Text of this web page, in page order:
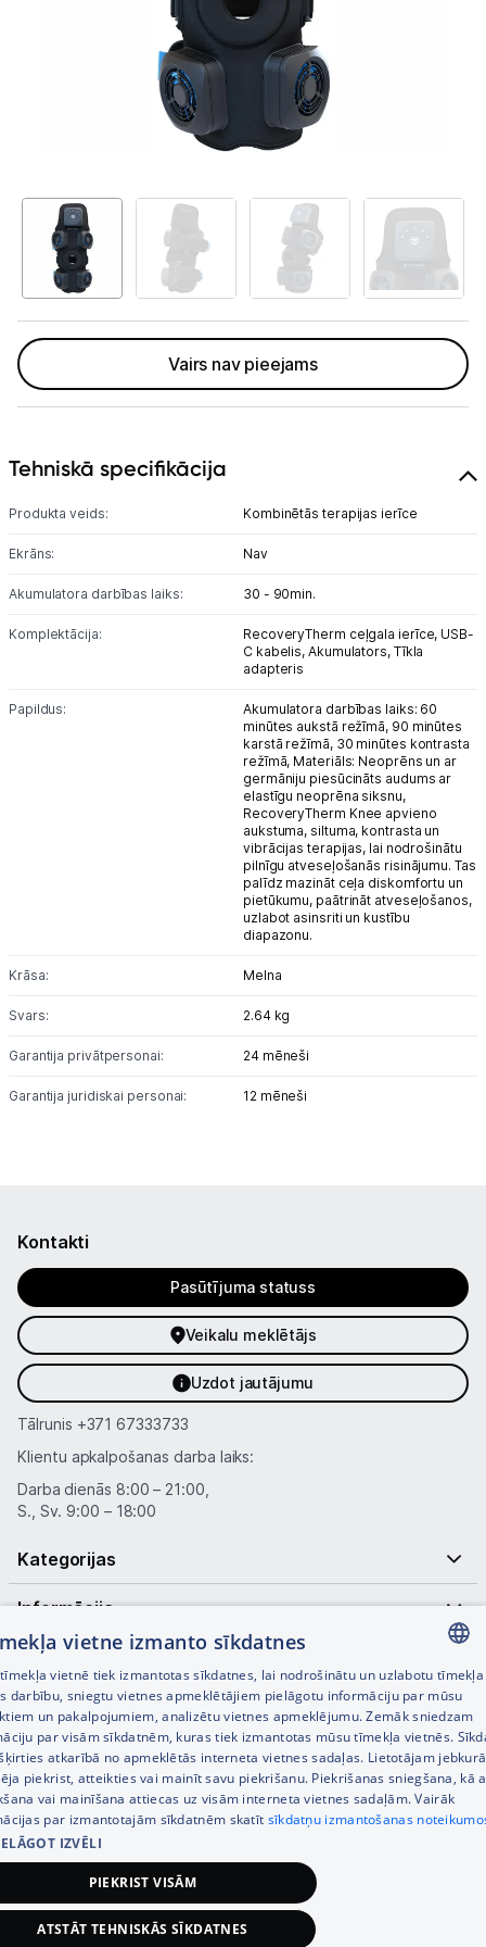
Telefoni, planšetdatori
Viedierīces
Sadzīves tehnika
Matu kopšana
Ķermeņa kopšana
Elektriskās zobu birstes
Aksesuāri el. zobu birstēm
Sejas kopšanas ierīces
Asinsspiediena mērītāji
Sports un atpūta
Piederumi sportam
Blogs
Piegāde un apmaksa
Tehnikas izvešana
Uzņēmumiem
Kontakti
Informācija
Vairs nav pieejams
Tehniskā specifikācija
Produkta veids: Kombinētās terapijas ierīce
Ekrāns: Nav
Akumulatora darbības laiks: 30 - 90min.
Komplektācija: RecoveryTherm ceļgala ierīce, USB-
C kabelis,Akumulators, Tīkla
adapteris
Papildus:
Akumulatora darbības laiks: 60
minūtes aukstā režīmā, 90 minūtes
karstā režīmā, 30 minūtes kontrasta
režīmā, Materiāls: Neoprēns un ar
germāniju piesūcināts audums ar
elastīgu neoprēna siksnu,
RecoveryTherm Knee apvieno
aukstuma, siltuma, kontrasta un
vibrācijas terapijas, lai nodrošinātu
pilnīgu atveseļošanās risinājumu. Tas
palīdz mazināt ceļa diskomfortu un
pietūkumu, paātrināt atveseļošanos,
uzlabot asinsriti un kustību
diapazonu.
Krāsa: Melna
Svars: 2.64 kg
Garantija privātpersonai: 24 mēneši
Garantija juridiskai personai: 12 mēneši
Kontakti
Pasūtījuma statuss
Veikalu meklētājs
Uzdot jautājumu
Tālrunis +371 67333733
Klientu apkalpošanas darba laiks:
Darba dienās 8:00 – 21:00,
S., Sv. 9:00 – 18:00
Kategorijas
Informācija
Noderīgas saites
© SIA Tet 2026 -
LATVIAN
RUSSIAN
ENGLISH
vietne izmanto sīkdatnes
vietnē tiek izmantotas sīkdatnes, lai nodrošinātu un uzlabotu tīmekļa
darbību, sniegtu vietnes apmeklētājiem pielāgotu informāciju par mūsu
un pakalpojumiem, analizētu vietnes apmeklējumu. Zemāk sniedzam
par visām sīkdatnēm, kuras tiek izmantotas mūsu tīmekļa vietnēs.
atkarībā no apmeklētās interneta vietnes sadaļas. Lietotājam
piekrist, atteikties vai mainīt savu piekrišanu. Piekrišanas sniegšana, kā
vai mainīšana attiecas uz visām interneta vietnes sadaļām. Vairāk
par izmantotajām sīkdatnēm skatīt sīkdatņu izmantošanas
IZVĒLI
PIEKRIST VISĀM
ATSTĀT TEHNISKĀS SĪKDATNES